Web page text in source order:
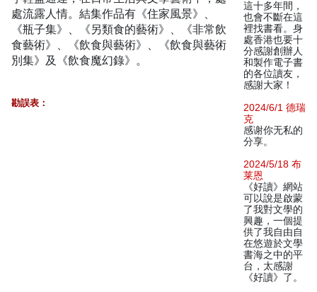
處流露人情。結集作品有《住家風景》、
《瓶子集》、《另類食的藝術》、《非常飲
食藝術》、《飲食與藝術》、《飲食與藝術
別集》及《飲食魔幻錄》。
勘誤表：
這十多年間，
也會不斷在這
裡找書看。身
處香港也要十
分感謝創辦人
和製作電子書
的各位讀友，
感謝大家！
2024/6/1 德瑞
克
感谢你无私的
分享。
2024/5/18 布
莱恩
《好讀》網站
可以說是啟蒙
了我對文學的
興趣，一個提
供了我自由自
在悠遊於文學
書海之中的平
台，太感謝
《好讀》了。